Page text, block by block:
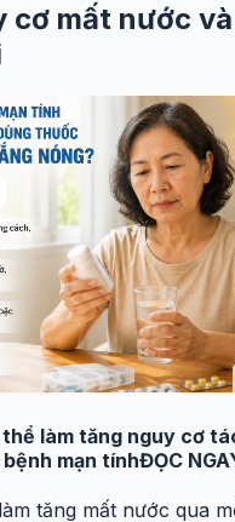
cơ mất nước
làm tăng nguy cơ
mạn tínhĐỌC
tăng mất nước qua